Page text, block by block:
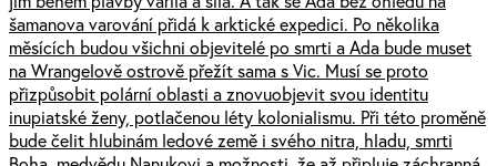
šamanova varování přidá k arktické expedici. Po několika
měsících budou všichni objevitelé po smrti a Ada bude muset
na Wrangelově ostrově přežít sama s Vic. Musí se proto
přizpůsobit polární oblasti a znovuobjevit svou identitu
inupiatské ženy, potlačenou léty kolonialismu. Při této proměně
bude čelit hlubinám ledové země i svého nitra, hladu, smrti